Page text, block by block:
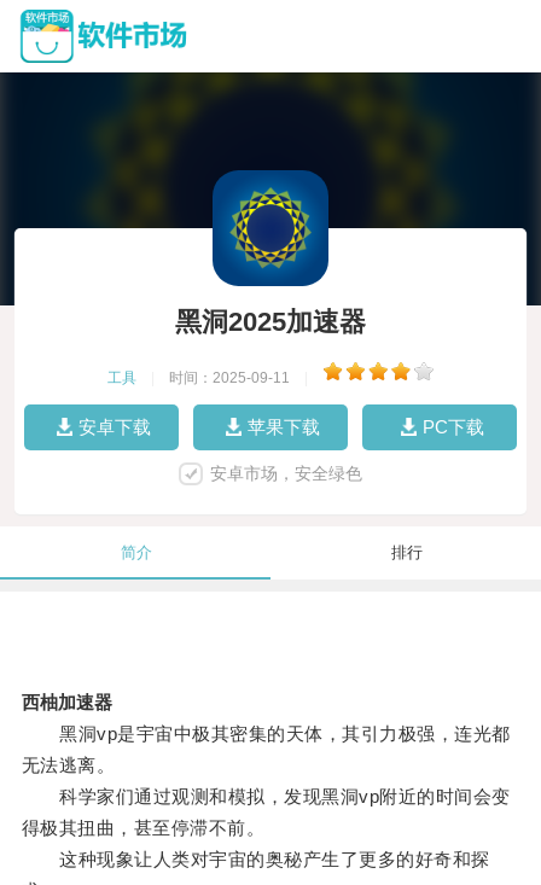
黑洞2025加速器
工具 时间：2025-09-11
安卓下载 苹果下载 PC下载
安卓市场，安全绿色
简介 排行
西柚加速器
黑洞vp是宇宙中极其密集的天体，其引力极强，连光都
无法逃离。
科学家们通过观测和模拟，发现黑洞vp附近的时间会变
得极其扭曲，甚至停滞不前。
这种现象让人类对宇宙的奥秘产生了更多的好奇和探